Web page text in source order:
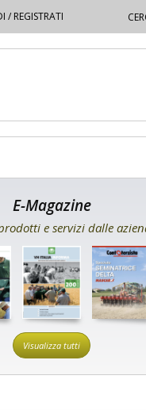
/ REGISTRATI
E-Magazine
e servizi dalle
Visualizza tutti